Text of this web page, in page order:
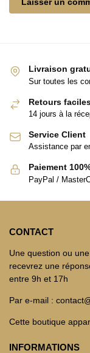
Livraison
Sur toutes les
Retours
14 jours à la
Service Client
Assistance par
Paiement
PayPal /
CONTACT
Une question ou
recevrez une
entre 9h et 17h
Par e-mail :
Cette boutique
INFORMATIONS